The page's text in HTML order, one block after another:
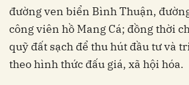
đường ven biển Bình Thuận,
công viên hồ Mang Cá; đồng thời
quỹ đất sạch để thu hút đầu tư và
theo hình thức đấu giá, xã hội hóa.